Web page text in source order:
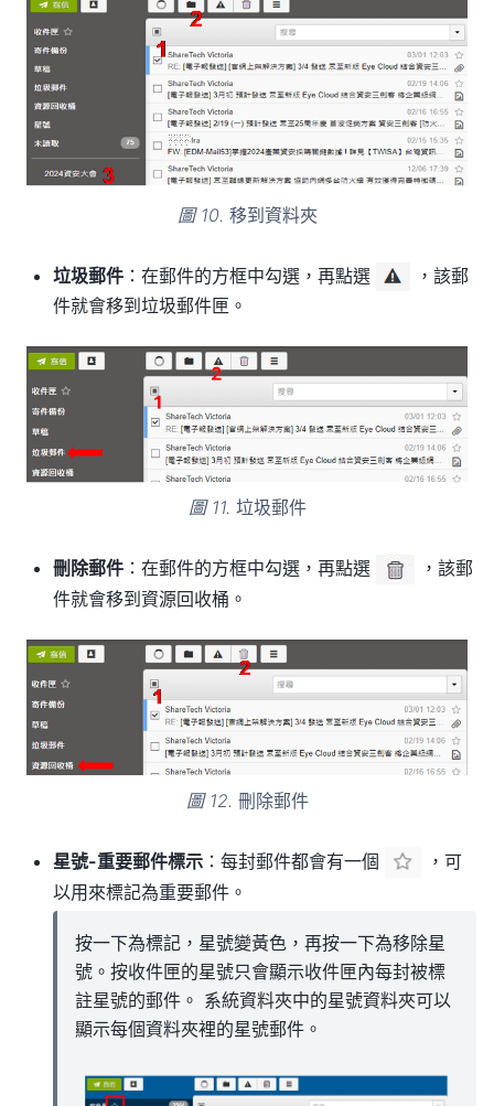
圖 10. 移到資料夾
垃圾郵件 ：在郵件的方框中勾選，再點選
，該郵
件就會移到垃圾郵件匣。
圖 11. 垃圾郵件
刪除郵件 ：在郵件的方框中勾選，再點選
，該郵
件就會移到資源回收桶。
圖 12. 刪除郵件
星號-重要郵件標示 ：每封郵件都會有一個
，可
以用來標記為重要郵件。
按一下為標記，星號變黃色，再按一下為移除星
號。按收件匣的星號只會顯示收件匣內每封被標
註星號的郵件。 系統資料夾中的星號資料夾可以
顯示每個資料夾裡的星號郵件。